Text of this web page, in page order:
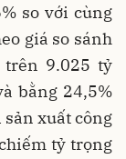
so với cùng
giá so sánh
9.025 tỷ
bằng 24,5%
xuất công
tỷ trọng